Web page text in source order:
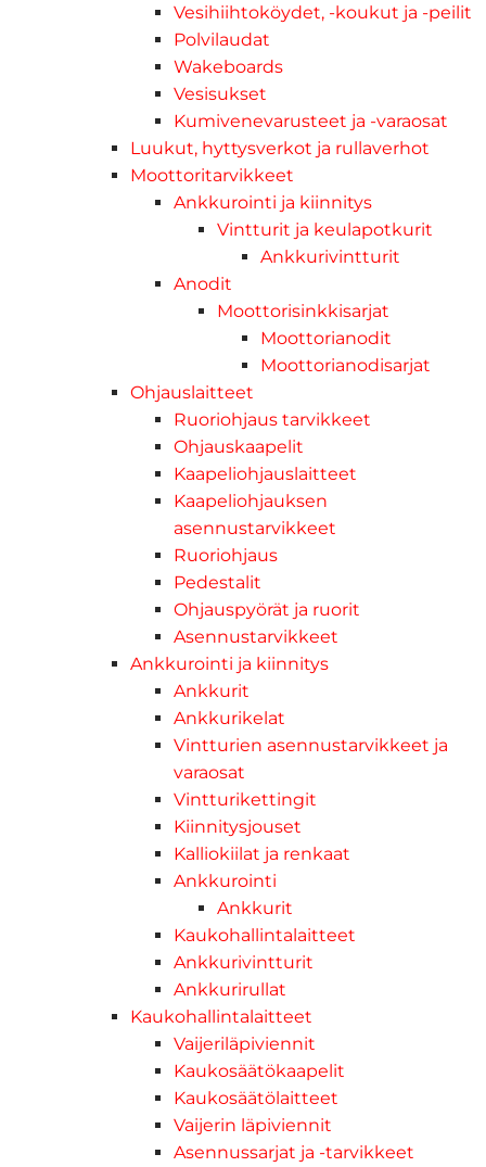
Vesihiihtoköydet, -koukut ja -peilit
Polvilaudat
Wakeboards
Vesisukset
Kumivenevarusteet ja -varaosat
Luukut, hyttysverkot ja rullaverhot
Moottoritarvikkeet
Ankkurointi ja kiinnitys
Vintturit ja keulapotkurit
Ankkurivintturit
Anodit
Moottorisinkkisarjat
Moottorianodit
Moottorianodisarjat
Ohjauslaitteet
Ruoriohjaus tarvikkeet
Ohjauskaapelit
Kaapeliohjauslaitteet
Kaapeliohjauksen
asennustarvikkeet
Ruoriohjaus
Pedestalit
Ohjauspyörät ja ruorit
Asennustarvikkeet
Ankkurointi ja kiinnitys
Ankkurit
Ankkurikelat
Vintturien asennustarvikkeet ja
varaosat
Vintturikettingit
Kiinnitysjouset
Kalliokiilat ja renkaat
Ankkurointi
Ankkurit
Kaukohallintalaitteet
Ankkurivintturit
Ankkurirullat
Kaukohallintalaitteet
Vaijeriläpiviennit
Kaukosäätökaapelit
Kaukosäätölaitteet
Vaijerin läpiviennit
Asennussarjat ja -tarvikkeet